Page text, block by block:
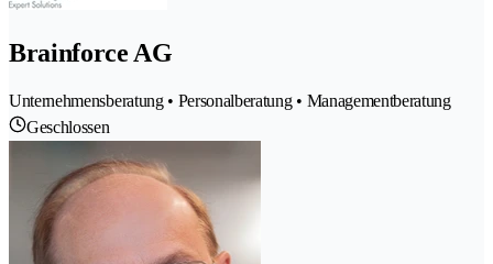
Brainforce AG
Unternehmensberatung • Personalberatung • Managementberatung
Geschlossen